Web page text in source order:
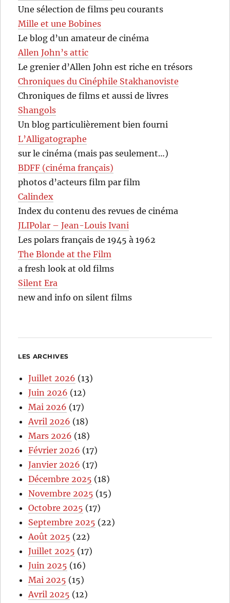
Une sélection de films peu courants
Mille et une Bobines
Le blog d’un amateur de cinéma
Allen John’s attic
Le grenier d’Allen John est riche en trésors
Chroniques du Cinéphile Stakhanoviste
Chroniques de films et aussi de livres
Shangols
Un blog particulièrement bien fourni
L’Alligatographe
sur le cinéma (mais pas seulement…)
BDFF (cinéma français)
photos d’acteurs film par film
Calindex
Index du contenu des revues de cinéma
JLIPolar – Jean-Louis Ivani
Les polars français de 1945 à 1962
The Blonde at the Film
a fresh look at old films
Silent Era
new and info on silent films
LES ARCHIVES
Juillet 2026 (13)
Juin 2026 (12)
Mai 2026 (17)
Avril 2026 (18)
Mars 2026 (18)
Février 2026 (17)
Janvier 2026 (17)
Décembre 2025 (18)
Novembre 2025 (15)
Octobre 2025 (17)
Septembre 2025 (22)
Août 2025 (22)
Juillet 2025 (17)
Juin 2025 (16)
Mai 2025 (15)
Avril 2025 (12)